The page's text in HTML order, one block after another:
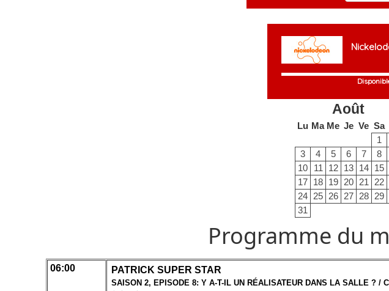
Août
Lu Ma Me Je Ve Sa
1
3
4 5 6 7 8
10
11 12 13 14 15
17 18 19 20 21 22
24 25 26 27 28 29
31
Programme du